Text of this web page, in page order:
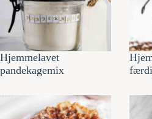
Hjemmelavet
pandekagemix